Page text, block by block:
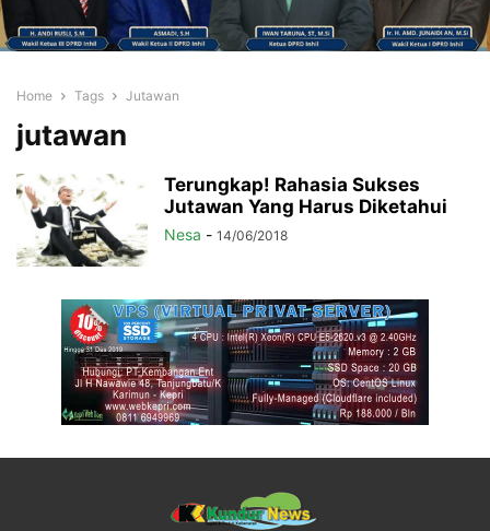
Home Tags Jutawan
jutawan
Terungkap! Rahasia Sukses
Jutawan Yang Harus Diketahui
Nesa - 14/06/2018